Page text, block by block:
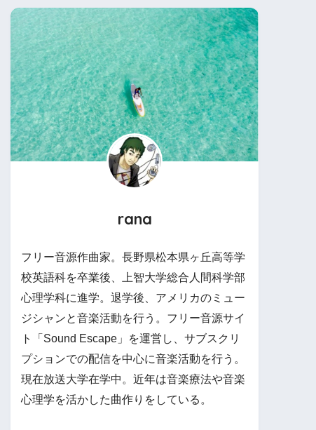
rana
フリー音源作曲家。長野県松本県ヶ丘高等学
校英語科を卒業後、上智大学総合人間科学部
心理学科に進学。退学後、アメリカのミュー
ジシャンと音楽活動を行う。フリー音源サイ
ト「Sound Escape」を運営し、サブスクリ
プションでの配信を中心に音楽活動を行う。
現在放送大学在学中。近年は音楽療法や音楽
心理学を活かした曲作りをしている。